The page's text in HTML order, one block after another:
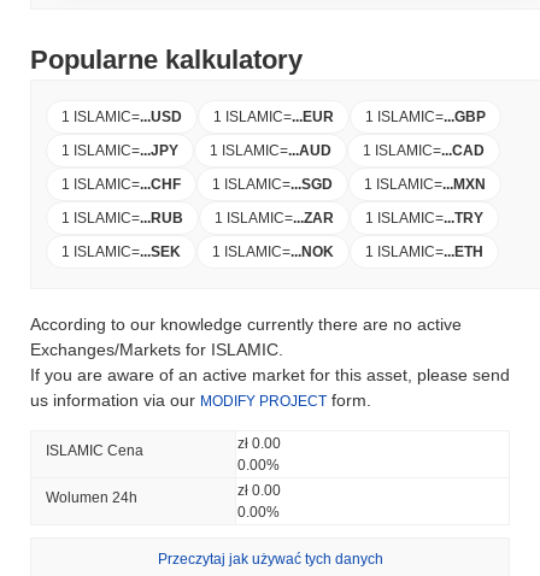
Popularne kalkulatory
1 ISLAMIC=...USD 1 ISLAMIC=...EUR 1 ISLAMIC=...GBP
1 ISLAMIC=...JPY 1 ISLAMIC=...AUD 1 ISLAMIC=...CAD
1 ISLAMIC=...CHF 1 ISLAMIC=...SGD 1 ISLAMIC=...MXN
1 ISLAMIC=...RUB 1 ISLAMIC=...ZAR 1 ISLAMIC=...TRY
1 ISLAMIC=...SEK 1 ISLAMIC=...NOK 1 ISLAMIC=...ETH
According to our knowledge currently there are no active
Exchanges/Markets for ISLAMIC.
If you are aware of an active market for this asset, please send
us information via our MODIFY PROJECT form.
ISLAMIC Cena
zł 0.00
0.00%
Wolumen 24h
zł 0.00
0.00%
Przeczytaj jak używać tych danych